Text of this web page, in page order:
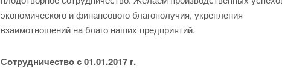
экономического и финансового благополучия, укрепления
взаимотношений на благо наших предприятий.
Сотрудничество с 01.01.2017 г.